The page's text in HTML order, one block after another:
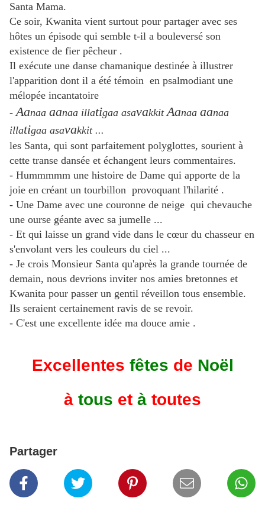
Santa Mama.
Ce soir, Kwanita vient surtout pour partager avec ses
hôtes un épisode qui semble t-il a bouleversé son
existence de fier pêcheur .
Il exécute une danse chamanique destinée à illustrer
l'apparition dont il a été témoin en psalmodiant une
mélopée incantatoire
-Aanaa aanaa illatigaa asavakkitAanaa aanaa
illatigaa asavakkit ...
les Santa, qui sont parfaitement polyglottes, sourient à
cette transe dansée et échangent leurs commentaires.
- Hummmmm une histoire de Dame qui apporte de la
joie en créant un tourbillon provoquant l'hilarité .
- Une Dame avec une couronne de neige qui chevauche
une ourse géante avec sa jumelle ...
- Et qui laisse un grand vide dans le cœur du chasseur en
s'envolant vers les couleurs du ciel ...
- Je crois Monsieur Santa qu'après la grande tournée de
demain, nous devrions inviter nos amies bretonnes et
Kwanita pour passer un gentil réveillon tous ensemble.
Ils seraient certainement ravis de se revoir.
- C'est une excellente idée ma douce amie .
Excellentes fêtes de Noël
à tous et à toutes
Partager